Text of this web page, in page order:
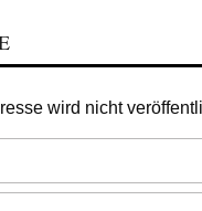
wird nicht